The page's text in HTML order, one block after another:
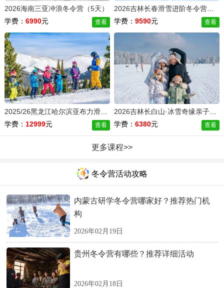
2026海南三亚冲浪冬令营（5天）
学费： 6990元 查看
学费：9590元 查看
2025/26黑龙江哈尔滨亚布力滑雪冬令营（6天）
学费： 12999元 查看
2026吉林长白山·冰雪奇缘亲子冬令营（6天）
学费：6380元 查看
更多课程>>
冬令营活动攻略
内蒙古研学冬令营哪家好？推荐热门机
构
2026年02月19日
贵州冬令营有哪些？推荐详细活动
2026年02月18日